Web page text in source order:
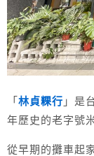
「林貞粿行 」是
年歷史的老字號
從早期的攤車起